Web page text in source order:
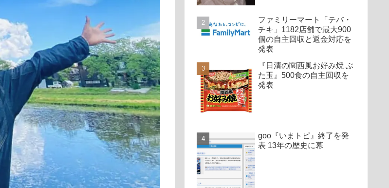
ファミリーマート「テバ・
チキ」1182店舗で最大900
個の自主回収と返金対応を
発表
『日清の関西風お好み焼 ぶ
た玉』500食の自主回収を
発表
goo『いまトピ』終了を発
表 13年の歴史に幕